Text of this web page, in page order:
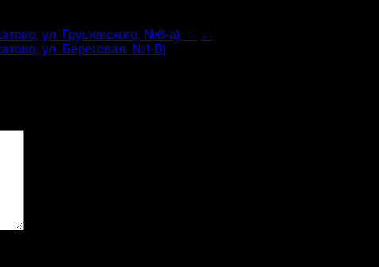
ул. Грушевского, №6‑а) →
←
ул. Береговая, №1‑В)